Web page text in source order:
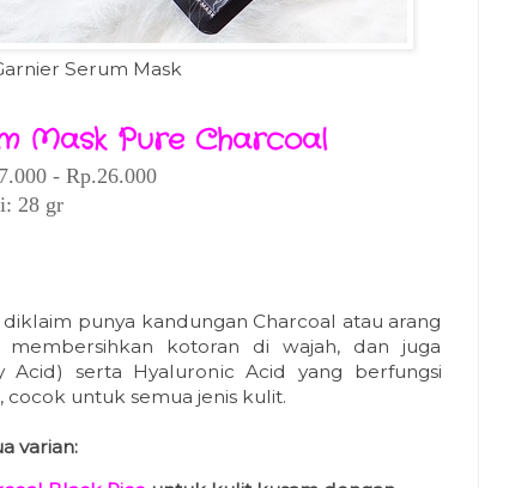
Serum Mask
Mask Pure Charcoal
- Rp.26.000
28 gr
punya kandungan Charcoal atau arang
kotoran di wajah, dan juga
Acid) serta Hyaluronic Acid yang berfungsi
, cocok untuk semua jenis kulit.
varian: